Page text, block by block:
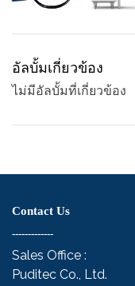
อัลบั้มเกี่ยวข้อง
ไม่มีอัลบั้มที่เกี่ยวข้อง
Contact Us
-------------
Sales Office :
Puditec Co., Ltd.